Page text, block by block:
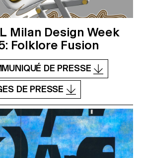
Milan Design Week
Folklore Fusion
DE PRESSE
DE PRESSE